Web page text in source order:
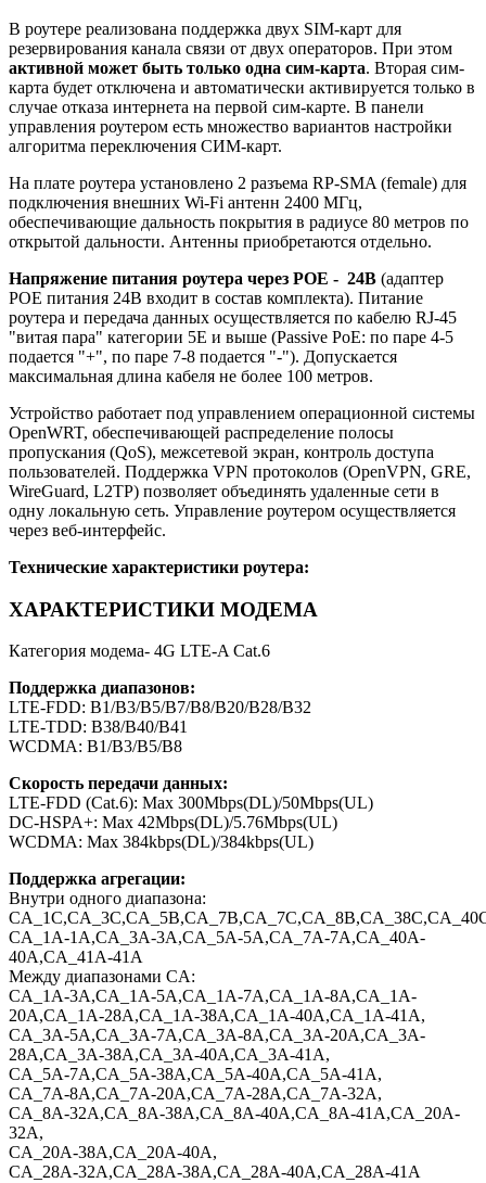
В роутере реализована поддержка двух SIM-карт для
резервирования канала связи от двух операторов. При этом
активной может быть только одна сим-карта. Вторая сим-
карта будет отключена и автоматически активируется только в
случае отказа интернета на первой сим-карте. В панели
управления роутером есть множество вариантов настройки
алгоритма переключения СИМ-карт.
На плате роутера установлено 2 разъема RP-SMA (female) для
подключения внешних Wi-Fi антенн 2400 МГц,
обеспечивающие дальность покрытия в радиусе 80 метров по
открытой дальности. Антенны приобретаются отдельно.
Напряжение питания роутера через POE - 24В (адаптер
POE питания 24В входит в состав комплекта). Питание
роутера и передача данных осуществляется по кабелю RJ-45
"витая пара" категории 5E и выше (Passive PoE: по паре 4-5
подается "+", по паре 7-8 подается "-"). Допускается
максимальная длина кабеля не более 100 метров.
Устройство работает под управлением операционной системы
OpenWRT, обеспечивающей распределение полосы
пропускания (QoS), межсетевой экран, контроль доступа
пользователей. Поддержка VPN протоколов (OpenVPN, GRE,
WireGuard, L2TP) позволяет объединять удаленные сети в
одну локальную сеть. Управление роутером осуществляется
через веб-интерфейс.
Технические характеристики роутера:
ХАРАКТЕРИСТИКИ МОДЕМА
Категория модема- 4G LTE-A Cat.6
Поддержка диапазонов:
LTE-FDD: B1/B3/B5/B7/B8/B20/B28/B32
LTE-TDD: B38/B40/B41
WCDMA: B1/B3/B5/B8
Скорость передачи данных:
LTE-FDD (Cat.6): Max 300Mbps(DL)/50Mbps(UL)
DC-HSPA+: Max 42Mbps(DL)/5.76Mbps(UL)
WCDMA: Max 384kbps(DL)/384kbps(UL)
Поддержка агрегации:
Внутри одного диапазона:
CA_1A-1A,CA_3A-3A,CA_5A-5A,CA_7A-7A,CA_40A-
40A,CA_41A-41A
Между диапазонами CA:
CA_1A-3A,CA_1A-5A,CA_1A-7A,CA_1A-8A,CA_1A-
20A,CA_1A-28A,CA_1A-38A,CA_1A-40A,CA_1A-41A,
CA_3A-5A,CA_3A-7A,CA_3A-8A,CA_3A-20A,CA_3A-
28A,CA_3A-38A,CA_3A-40A,CA_3A-41A,
CA_5A-7A,CA_5A-38A,CA_5A-40A,CA_5A-41A,
CA_7A-8A,CA_7A-20A,CA_7A-28A,CA_7A-32A,
CA_8A-32A,CA_8A-38A,CA_8A-40A,CA_8A-41A,CA_20A-
32A,
CA_20A-38A,CA_20A-40A,
CA_28A-32A,CA_28A-38A,CA_28A-40A,CA_28A-41A